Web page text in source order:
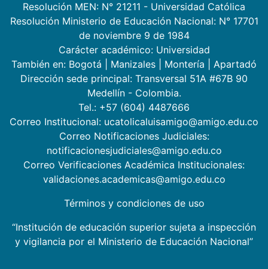
Resolución MEN: N° 21211 - Universidad Católica
Resolución Ministerio de Educación Nacional: N° 17701
de noviembre 9 de 1984
Carácter académico: Universidad
También en: Bogotá Manizales Montería
Apartadó
Dirección sede principal: Transversal 51A #67B 90
Medellín - Colombia.
Tel.: +57 (604) 4487666
Correo Institucional: ucatolicaluisamigo@amigo.edu.co
Correo Notificaciones Judiciales:
notificacionesjudiciales@amigo.edu.co
Correo Verificaciones Académica Institucionales:
validaciones.academicas@amigo.edu.co
Términos y condiciones de uso
“Institución de educación superior sujeta a inspección
y vigilancia por el Ministerio de Educación Nacional”